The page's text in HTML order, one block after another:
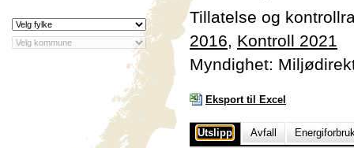
Tillatelse og
2016, Kontroll 2021
Myndighet:
Eksport til Excel
Utslipp Avfall